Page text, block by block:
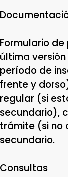
Formulario
última
período de
frente y
regular (si
secundario),
trámite (si no
secundario.
Consultas